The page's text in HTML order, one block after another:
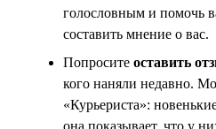
голословным и помочь
составить мнение о вас.
Попросите оставить
кого наняли недавно.
«Курьериста»:
она показывает, что у